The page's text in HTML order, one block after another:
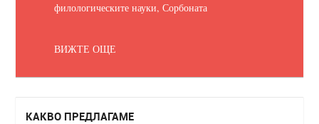
филологическите науки, Сорбоната
ВИЖТЕ ОЩЕ
КАКВО ПРЕДЛАГАМЕ